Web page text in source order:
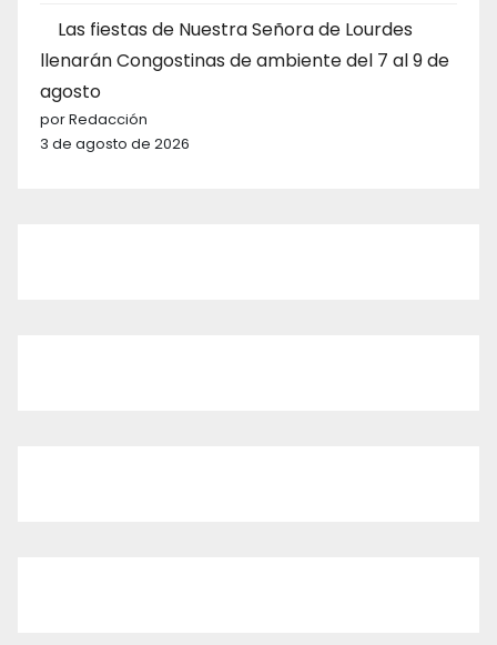
Las fiestas de Nuestra Señora de Lourdes
llenarán Congostinas de ambiente del 7 al 9 de
agosto
por Redacción
3 de agosto de 2026